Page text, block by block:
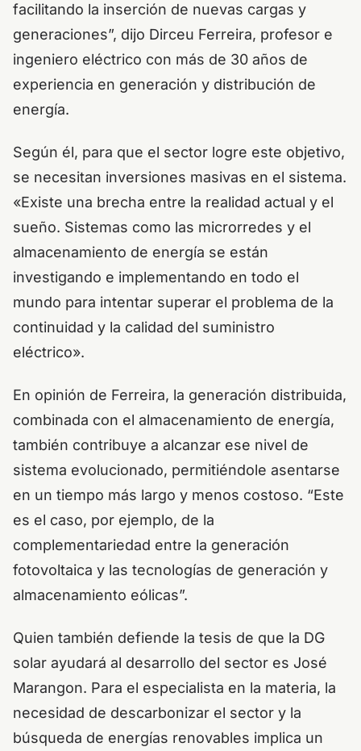
facilitando la inserción de nuevas cargas y
generaciones”, dijo Dirceu Ferreira, profesor e
ingeniero eléctrico con más de 30 años de
experiencia en generación y distribución de
energía.
Según él, para que el sector logre este objetivo,
se necesitan inversiones masivas en el sistema.
«Existe una brecha entre la realidad actual y el
sueño. Sistemas como las microrredes y el
almacenamiento de energía se están
investigando e implementando en todo el
mundo para intentar superar el problema de la
continuidad y la calidad del suministro
eléctrico».
En opinión de Ferreira, la generación distribuida,
combinada con el almacenamiento de energía,
también contribuye a alcanzar ese nivel de
sistema evolucionado, permitiéndole asentarse
en un tiempo más largo y menos costoso. “Este
es el caso, por ejemplo, de la
complementariedad entre la generación
fotovoltaica y las tecnologías de generación y
almacenamiento eólicas”.
Quien también defiende la tesis de que la DG
solar ayudará al desarrollo del sector es José
Marangon. Para el especialista en la materia, la
necesidad de descarbonizar el sector y la
búsqueda de energías renovables implica un